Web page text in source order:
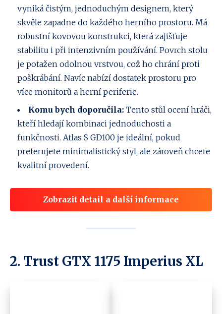
vyniká čistým, jednoduchým designem, který
skvěle zapadne do každého herního prostoru. Má
robustní kovovou konstrukci, která zajišťuje
stabilitu i při intenzivním používání. Povrch stolu
je potažen odolnou vrstvou, což ho chrání proti
poškrábání. Navíc nabízí dostatek prostoru pro
více monitorů a herní periferie.
Komu bych doporučila: Tento stůl ocení hráči,
kteří hledají kombinaci jednoduchosti a
funkčnosti. Atlas S GD100 je ideální, pokud
preferujete minimalistický styl, ale zároveň chcete
kvalitní provedení.
Zobrazit detail a další informace
2. Trust GTX 1175 Imperius XL